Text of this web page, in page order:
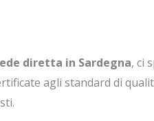
diretta in Sardegna, ci
agli standard di